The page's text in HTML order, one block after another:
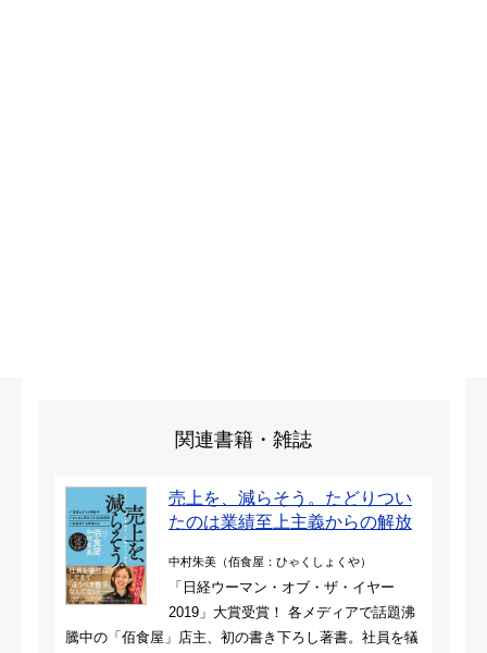
関連書籍・雑誌
売上を、減らそう。たどりつい
たのは業績至上主義からの解放
中村朱美（佰食屋：ひゃくしょくや）
「日経ウーマン・オブ・ザ・イヤー
2019」大賞受賞！ 各メディアで話題沸
騰中の「佰食屋」店主、初の書き下ろし著書。社員を犠